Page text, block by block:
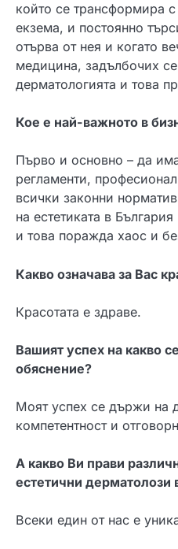
който се трансформира
екзема, и постоянно
отърва от нея и когато
медицина, задълбочих
дерматологията и това
Кое е най-важното в
Първо и основно – да
регламенти,
всички законни
на естетиката в
и това поражда хаос и
Какво означава за Вас
Красотата е здраве.
Вашият успех на какво
обяснение?
Моят успех се държи на
компетентност и
А какво Ви прави
естетични дерматолози
Всеки един от нас е